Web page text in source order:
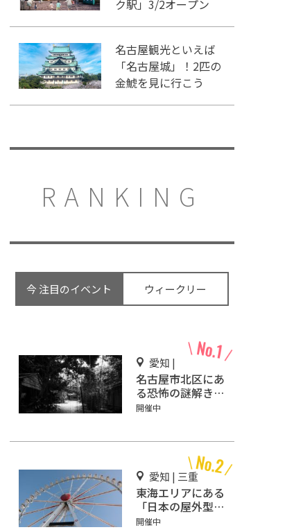
ク駅」3/2オープン
名古屋観光といえば
「名古屋城」！2匹の
金鯱を見に行こう
RANKING
今 注目のイベント ウィークリー
愛知 |
名古屋市北区にあ
る恐怖の謎解きミ
ステリーホラー
開催中
愛知 | 三重
東海エリアにある
「日本の屋外型テ
ーマパーク敷地面
開催中